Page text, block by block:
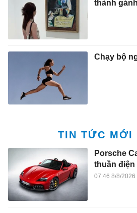
thành
Chạy bộ
TIN TỨC MỚI
Porsche
thuần
07:46 8/8/2026